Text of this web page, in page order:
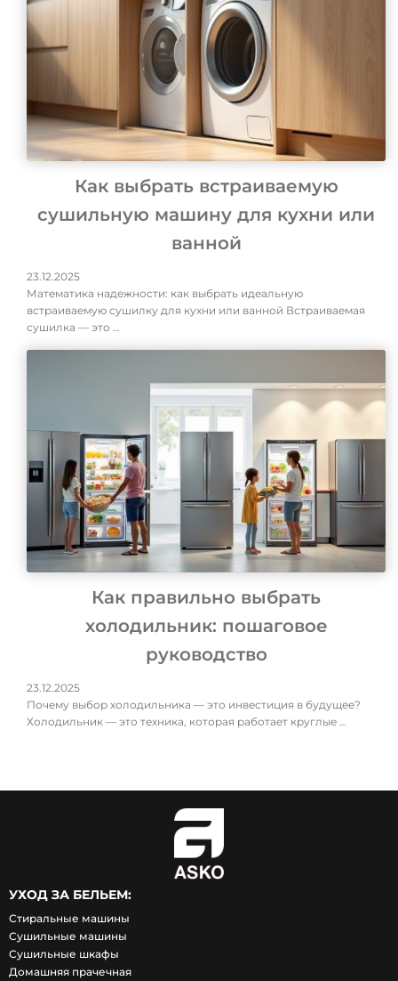
Как выбрать встраиваемую
сушильную машину для кухни или
ванной
23.12.2025
Математика надежности: как выбрать идеальную
встраиваемую сушилку для кухни или ванной Встраиваемая
сушилка — это …
Как правильно выбрать
холодильник: пошаговое
руководство
23.12.2025
Почему выбор холодильника — это инвестиция в будущее?
Холодильник — это техника, которая работает круглые …
УХОД ЗА БЕЛЬЕМ:
Стиральные машины
Сушильные машины
Сушильные шкафы
Домашняя прачечная